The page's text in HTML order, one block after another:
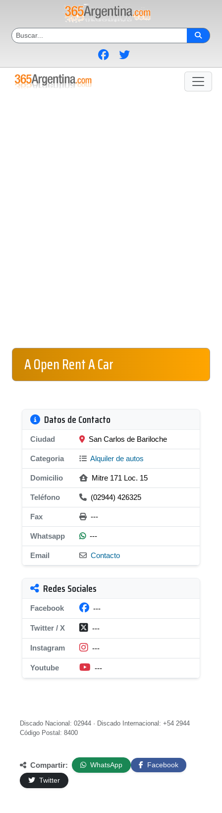
A Open Rent A Car
Datos de Contacto
Ciudad San Carlos de Bariloche
Categoria Alquiler de autos
Domicilio Mitre 171 Loc. 15
Teléfono (02944) 426325
Fax ---
Whatsapp ---
Email Contacto
Redes Sociales
Facebook ---
Twitter / X ---
Instagram ---
Youtube ---
Discado Nacional: 02944 · Discado Internacional: +54 2944
Código Postal: 8400
Compartir: WhatsApp
Facebook
Twitter